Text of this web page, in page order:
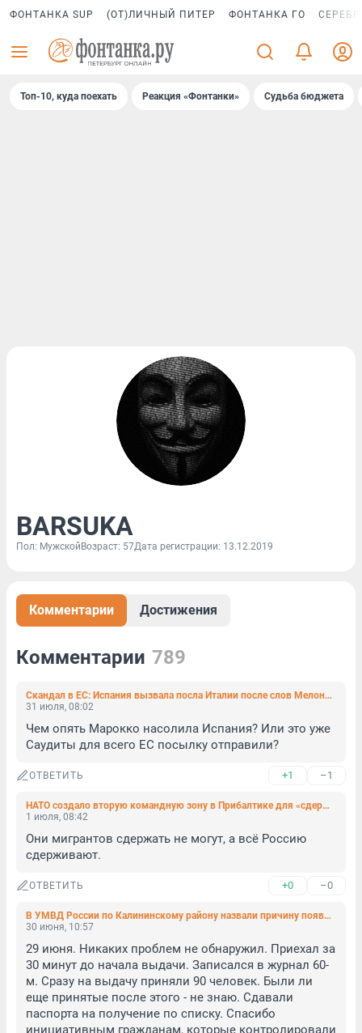
ФОНТАНКА SUP (ОТ)ЛИЧНЫЙ ПИТЕР ФОНТАНКА ГО
Топ-10, куда поехать Реакция «Фонтанки» Судьба бюджета
BARSUKA
Пол: Мужской Возраст: 57Дата регистрации: 13.12.2019
Комментарии Достижения
Комментарии 789
Скандал в ЕС: Испания вызвала посла Италии после слов Мелони о закрытии Шенгена
31 июля, 08:02
Чем опять Марокко насолила Испания? Или это уже
Саудиты для всего ЕС посылку отправили?
ОТВЕТИТЬ +1 –1
НАТО создало вторую командную зону в Прибалтике для «сдерживания России». Командовать будут Германия и Нидерланды
1 июля, 08:42
Они мигрантов сдержать не могут, а всё Россию
сдерживают.
ОТВЕТИТЬ +0 –0
В УМВД России по Калининскому району назвали причину появления огромных очередей на загранпаспорт
30 июня, 10:57
29 июня. Никаких проблем не обнаружил. Приехал за
30 минут до начала выдачи. Записался в журнал 60-
м. Сразу на выдачу приняли 90 человек. Были ли
еще принятые после этого - не знаю. Сдавали
паспорта на получение по списку. Спасибо
инициативным гражданам, которые контролировали